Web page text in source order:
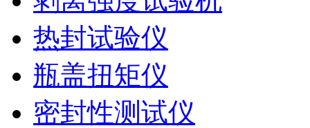
热封试验仪
瓶盖扭矩仪
密封性测试仪